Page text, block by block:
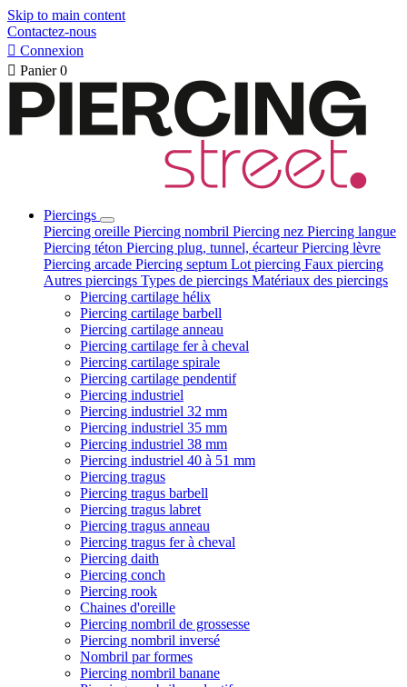
Skip to main content
Contactez-nous
 Connexion
 Panier 0
Piercings
Piercing oreille Piercing nombril Piercing nez Piercing langue
Piercing téton Piercing plug, tunnel, écarteurPiercing lèvre
Piercing arcade Piercing septum Lot piercing Faux piercing
Autres piercings Types de piercings Matériaux des piercings
Piercing cartilage hélix
Piercing cartilage barbell
Piercing cartilage anneau
Piercing cartilage fer à cheval
Piercing cartilage spirale
Piercing cartilage pendentif
Piercing industriel
Piercing industriel 32 mm
Piercing industriel 35 mm
Piercing industriel 38 mm
Piercing industriel 40 à 51 mm
Piercing tragus
Piercing tragus barbell
Piercing tragus labret
Piercing tragus anneau
Piercing tragus fer à cheval
Piercing daith
Piercing conch
Piercing rook
Chaines d'oreille
Piercing nombril de grossesse
Piercing nombril inversé
Nombril par formes
Piercing nombril banane